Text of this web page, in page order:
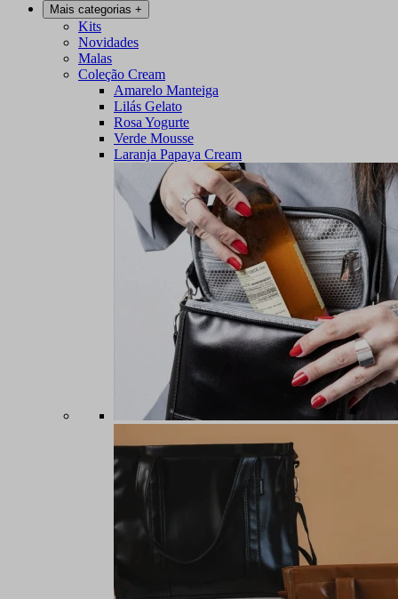
Mais categorias +
Kits
Novidades
Malas
Coleção Cream
Amarelo Manteiga
Lilás Gelato
Rosa Yogurte
Verde Mousse
Laranja Papaya Cream